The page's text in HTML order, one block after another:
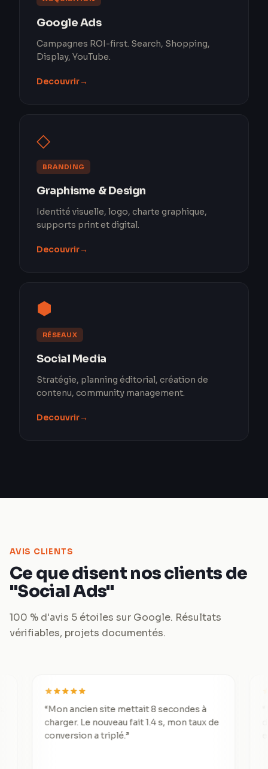
Google Ads
Campagnes ROI-first. Search, Shopping,
Display, YouTube.
Decouvrir→
◇
BRANDING
Graphisme & Design
Identité visuelle, logo, charte graphique,
supports print et digital.
Decouvrir→
⬢
RÉSEAUX
Social Media
Stratégie, planning éditorial, création de
contenu, community management.
Decouvrir→
AVIS CLIENTS
Ce que disent nos clients de
"Social Ads"
100 % d'avis 5 étoiles sur Google. Résultats
vérifiables, projets documentés.
Mon ancien site mettait 8 secondes à
charger. Le nouveau fait 1.4 s, mon taux de
conversion a triplé.”